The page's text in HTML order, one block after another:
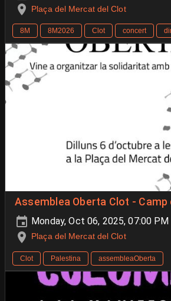
Plaça del Mercat del Clot
8M 8M2026 Clot concert
Assemblea Oberta Clot - Camp
Monday, Oct 06, 2025, 07:00 PM
Plaça del Mercat del Clot
Clot Palestina assembleaOberta